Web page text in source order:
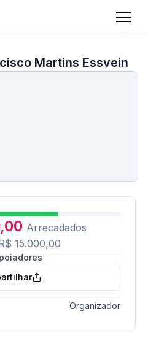
Martins Essvein
Arrecadados
15.000,00
Organizador